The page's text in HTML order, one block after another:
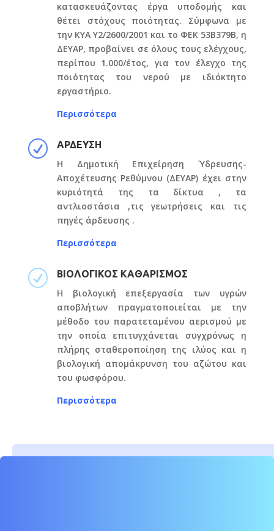
κατασκευάζοντας έργα υποδομής και
θέτει στόχους ποιότητας. Σύμφωνα με
την ΚΥΑ Y2/2600/2001 και το ΦΕΚ 53Β379Β, η
ΔΕΥΑΡ, προβαίνει σε όλους τους ελέγχους,
περίπου 1.000/έτος, για τον έλεγχο της
ποιότητας του νερού με ιδιόκτητο
εργαστήριο.
Περισσότερα
R ΑΡΔΕΥΣΗ
Η Δημοτική Επιχείρηση Ύδρευσης-
Αποχέτευσης Ρεθύμνου (ΔΕΥΑΡ) έχει στην
κυριότητά της τα δίκτυα , τα
αντλιοστάσια ,τις γεωτρήσεις και τις
πηγές άρδευσης .
Περισσότερα
R ΒΙΟΛΟΓΙΚΟΣ ΚΑΘΑΡΙΣΜΟΣ
Η βιολογική επεξεργασία των υγρών
αποβλήτων πραγματοποιείται με την
μέθοδο του παρατεταμένου αερισμού με
την οποία επιτυγχάνεται συγχρόνως η
πλήρης σταθεροποίηση της ιλύος και η
βιολογική απομάκρυνση του αζώτου και
του φωσφόρου.
Περισσότερα